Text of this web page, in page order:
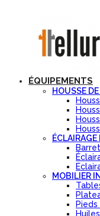
ÉQUIPEMENTS
HOUSSE
ÉCLAIRAGE
MOBILIER